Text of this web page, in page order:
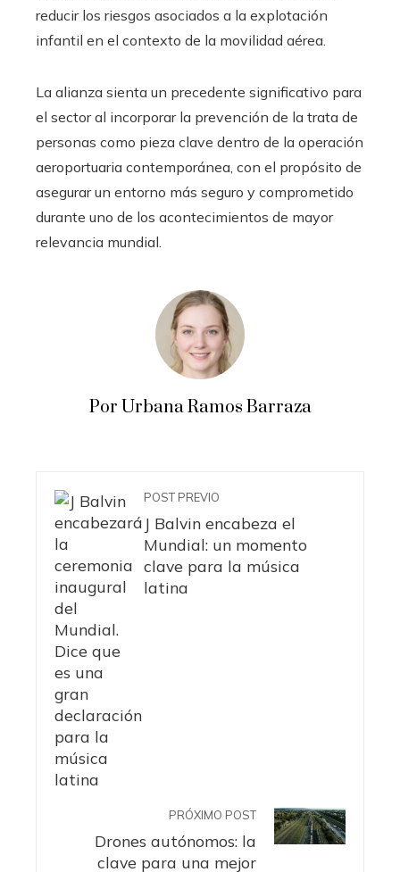
reducir los riesgos asociados a la explotación
infantil en el contexto de la movilidad aérea.
La alianza sienta un precedente significativo para
el sector al incorporar la prevención de la trata de
personas como pieza clave dentro de la operación
aeroportuaria contemporánea, con el propósito de
asegurar un entorno más seguro y comprometido
durante uno de los acontecimientos de mayor
relevancia mundial.
Por Urbana Ramos Barraza
POST PREVIO
J Balvin encabeza el
Mundial: un momento
clave para la música
latina
PRÓXIMO POST
Drones autónomos: la
clave para una mejor